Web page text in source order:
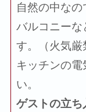
自然の中なの
バルコニーな
す。（火気厳
キッチンの
い。
ゲストの立ち